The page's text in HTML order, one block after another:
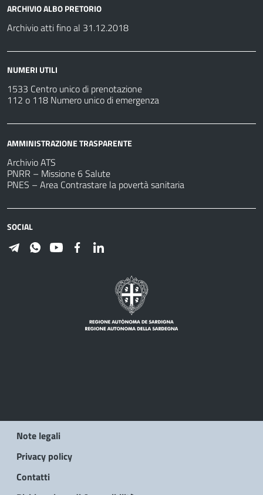
ARCHIVIO ALBO PRETORIO
Archivio atti fino al 31.12.2018
NUMERI UTILI
1533 Centro unico di prenotazione
112 o 118 Numero unico di emergenza
AMMINISTRAZIONE TRASPARENTE
Archivio ATS
PNRR – Missione 6 Salute
PNES – Area Contrastare la povertà sanitaria
SOCIAL
Note legali
Privacy policy
Contatti